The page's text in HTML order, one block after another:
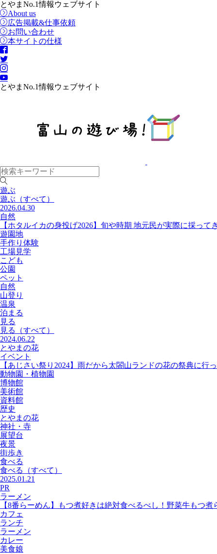
とやまNo.1情報ウェブサイト
About us
広告掲載&仕事依頼
お問い合わせ
本サイトの仕様
とやまNo.1情報ウェブサイト
遊ぶ
遊ぶ （すべて）
2026.04.30
自然
【ホタルイカの身投げ2026】旬や時期 地元民が実際に採って
遊園地
手作り体験
工場見学
こども
公園
ペット
自然
山登り
温泉
泊まる
見る
見る
（すべて）
2024.06.22
とやまの花
イベント
【あじさい祭り2024】雨だから太閤山ランドの花の祭典に行
動物園・植物園
博物館
美術館
資料館
歴史
とやまの花
神社・寺
展望台
夜景
街歩き
食べる
食べる
（すべて）
2025.01.21
PR
ラーメン
【8番らーめん】もつ煮好きは絶対食べるべし！野菜牛もつ
カフェ
ランチ
ラーメン
カレー
美食娘